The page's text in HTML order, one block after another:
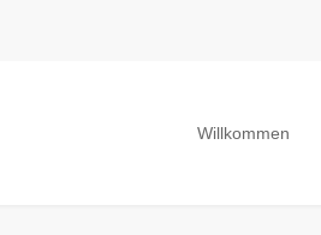
Willkommen